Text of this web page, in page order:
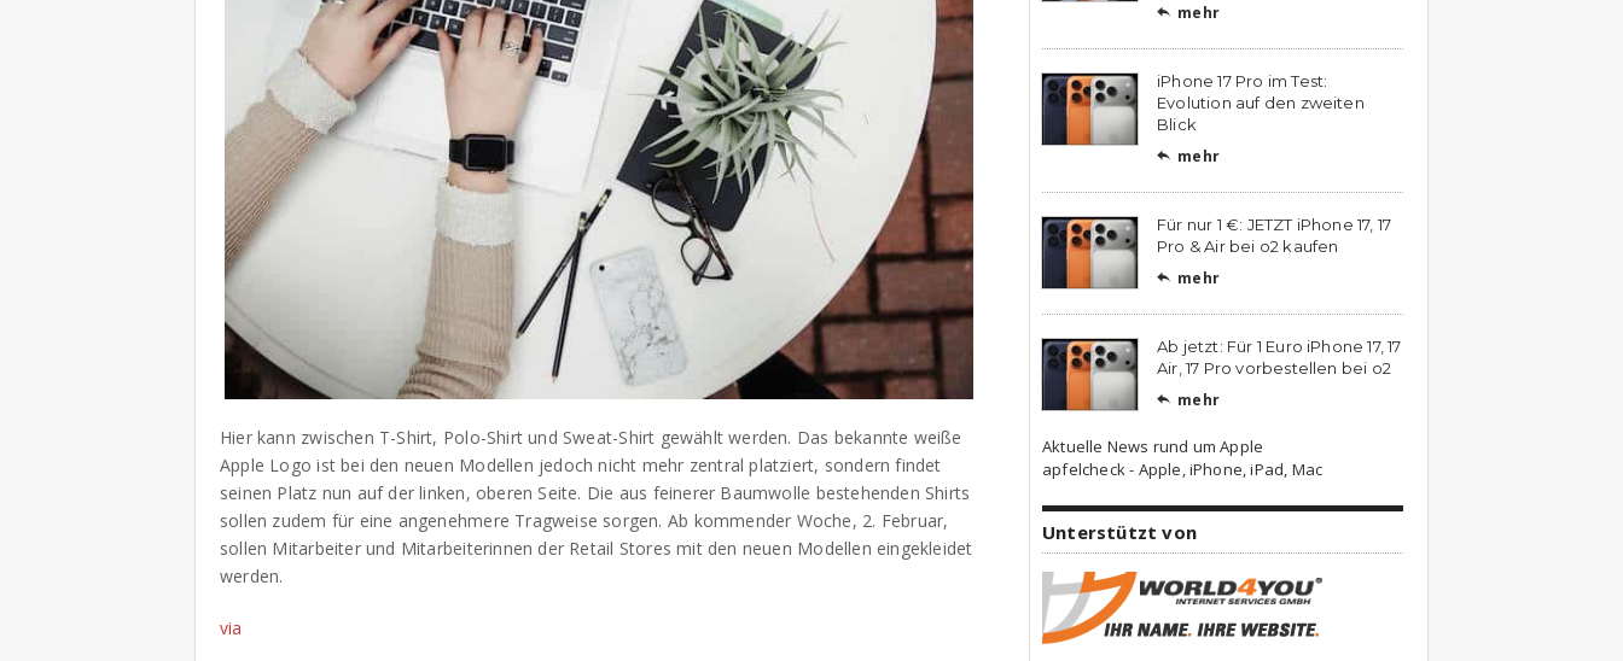
Hier kann zwischen T-Shirt, Polo-Shirt und Sweat-Shirt gewählt werden. Das bekannte weiße
Apple Logo ist bei den neuen Modellen jedoch nicht mehr zentral platziert, sondern findet
seinen Platz nun auf der linken, oberen Seite. Die aus feinerer Baumwolle bestehenden Shirts
sollen zudem für eine angenehmere Tragweise sorgen. Ab kommender Woche, 2. Februar,
sollen Mitarbeiter und Mitarbeiterinnen der Retail Stores mit den neuen Modellen eingekleidet
werden.
via
 mehr
iPhone 17 Pro im Test:
Evolution auf den zweiten
Blick
 mehr
Für nur 1 €: JETZT iPhone 17, 17
Pro & Air bei o2 kaufen
 mehr
Ab jetzt: Für 1 Euro iPhone 17, 17
Air, 17 Pro vorbestellen bei o2
 mehr
Aktuelle News rund um Apple
apfelcheck - Apple, iPhone, iPad, Mac
Unterstützt von